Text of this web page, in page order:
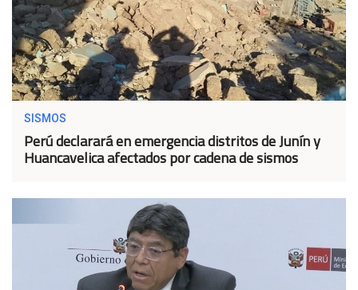
SISMOS
Perú declarará en emergencia distritos de Junín y
Huancavelica afectados por cadena de sismos